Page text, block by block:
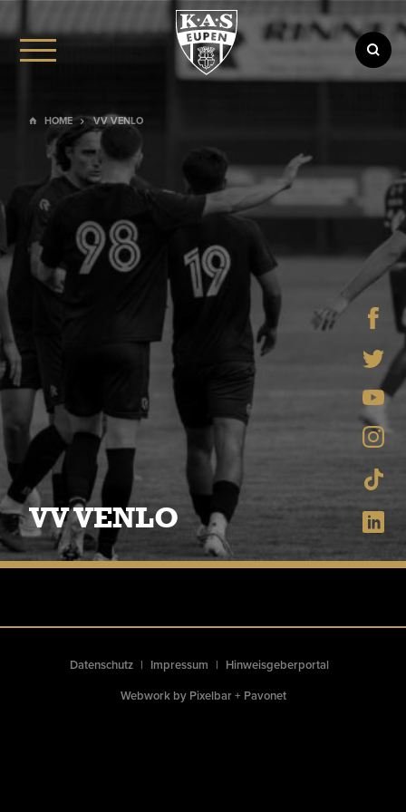
STADIONORDNUNG
HOME VV VENLO
VV VENLO
Datenschutz Impressum Hinweisgeberportal
Webwork by Pixelbar+ Pavonet